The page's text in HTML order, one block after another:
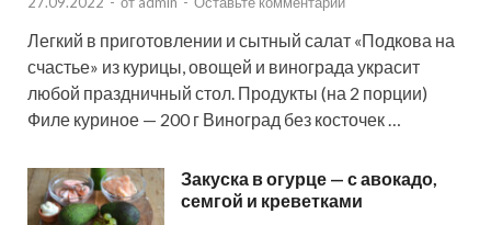
Легкий в приготовлении и сытный салат «Подкова на
счастье» из курицы, овощей и винограда украсит
любой праздничный стол. Продукты (на 2 порции)
Филе куриное — 200 г Виноград без косточек …
Закуска в огурце — с авокадо,
семгой и креветками